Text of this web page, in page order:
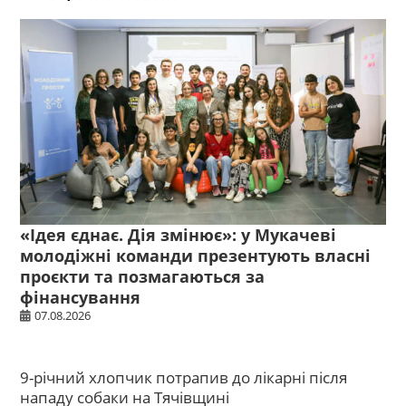
«Ідея єднає. Дія змінює»: у Мукачеві
молодіжні команди презентують власні
проєкти та позмагаються за
фінансування
07.08.2026
9-річний хлопчик потрапив до лікарні після
нападу собаки на Тячівщині